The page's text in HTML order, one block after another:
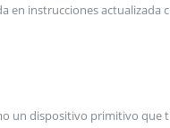
en instrucciones actualizada c
un dispositivo primitivo que t